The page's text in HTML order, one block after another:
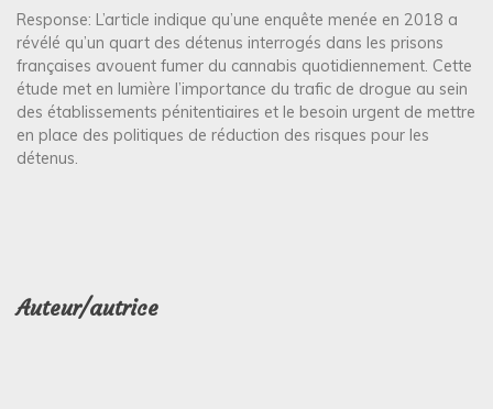
Response: L’article indique qu’une enquête menée en 2018 a
révélé qu’un quart des détenus interrogés dans les prisons
françaises avouent fumer du cannabis quotidiennement. Cette
étude met en lumière l’importance du trafic de drogue au sein
des établissements pénitentiaires et le besoin urgent de mettre
en place des politiques de réduction des risques pour les
détenus.
Auteur/autrice